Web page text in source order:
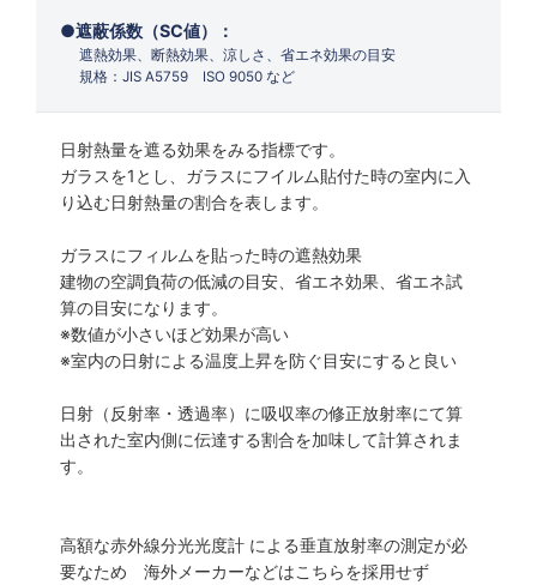
遮蔽係数（SC値）：
遮熱効果、断熱効果、涼しさ、省エネ効果の目安
規格：JIS A5759 ISO 9050 など
日射熱量を遮る効果をみる指標です。
ガラスを1とし、ガラスにフイルム貼付た時の室内に入
り込む日射熱量の割合を表します。
ガラスにフィルムを貼った時の遮熱効果
建物の空調負荷の低減の目安、省エネ効果、省エネ試
算の目安になります。
※数値が小さいほど効果が高い
※室内の日射による温度上昇を防ぐ目安にすると良い
日射（反射率・透過率）に吸収率の修正放射率にて算
出された室内側に伝達する割合を加味して計算されま
す。
高額な赤外線分光光度計 による垂直放射率の測定が必
要なため 海外メーカーなどはこちらを採用せず